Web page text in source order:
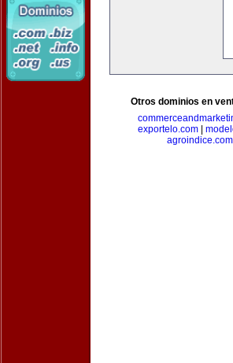
Otros dominios en
exportelo.com
agroindice.com